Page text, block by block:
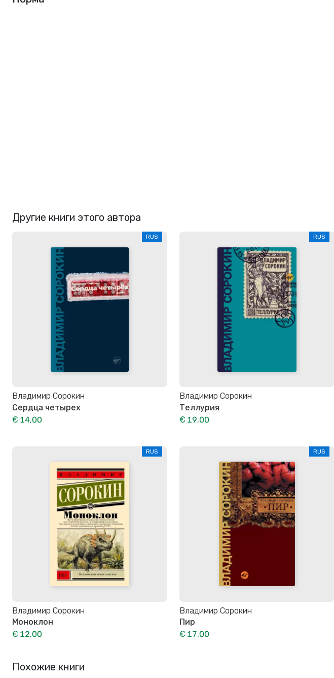
Другие книги этого автора
RUS
Владимир Сорокин
Сердца четырех
€ 14,00
RUS
Владимир Сорокин
Теллурия
€ 19,00
RUS
Владимир Сорокин
Моноклон
€ 12,00
RUS
Владимир Сорокин
Пир
€ 17,00
Похожие книги